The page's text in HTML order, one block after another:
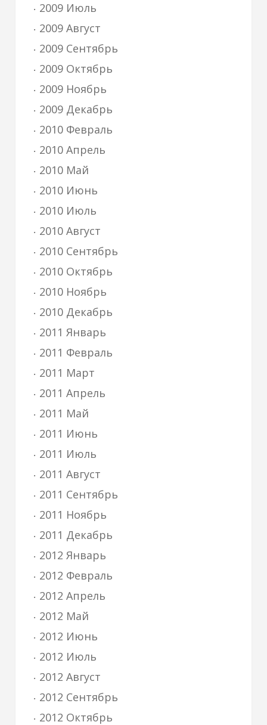
2009 Июль
2009 Август
2009 Сентябрь
2009 Октябрь
2009 Ноябрь
2009 Декабрь
2010 Февраль
2010 Апрель
2010 Май
2010 Июнь
2010 Июль
2010 Август
2010 Сентябрь
2010 Октябрь
2010 Ноябрь
2010 Декабрь
2011 Январь
2011 Февраль
2011 Март
2011 Апрель
2011 Май
2011 Июнь
2011 Июль
2011 Август
2011 Сентябрь
2011 Ноябрь
2011 Декабрь
2012 Январь
2012 Февраль
2012 Апрель
2012 Май
2012 Июнь
2012 Июль
2012 Август
2012 Сентябрь
2012 Октябрь